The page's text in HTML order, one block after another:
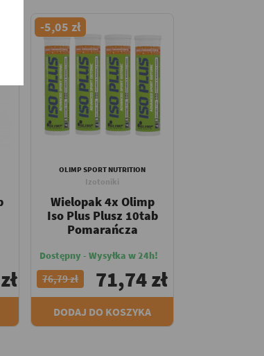
-5,05 zł
OLIMP SPORT NUTRITION
Izotoniki
Wielopak 4x Olimp
Iso Plus Plusz 10tab
Pomarańcza
Dostępny - Wysyłka w 24h!
76,79 zł 71,74 zł
DODAJ DO KOSZYKA